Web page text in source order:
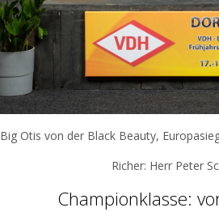
Big Otis von der Black Beauty,
Richer: Herr Peter
Championklasse: